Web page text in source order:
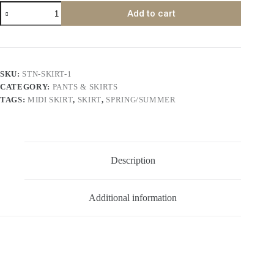
Saten
Suknja
quantity
Add to cart
SKU: STN-SKIRT-1
CATEGORY: PANTS & SKIRTS
TAGS: MIDI SKIRT, SKIRT, SPRING/SUMMER
Description
Additional information